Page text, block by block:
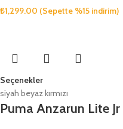
₺1,299.00 (Sepette %15 indirim)
Seçenekler
siyah beyaz kırmızı
Puma Anzarun Lite